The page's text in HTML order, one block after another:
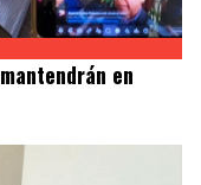
en